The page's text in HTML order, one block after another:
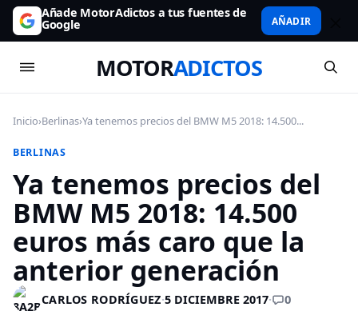
Añade MotorAdictos a tus fuentes de
Google AÑADIR
MOTORADICTOS
Inicio›Berlinas›Ya tenemos precios del BMW M5 2018: 14.500...
BERLINAS
Ya tenemos precios del
BMW M5 2018: 14.500
euros más caro que la
anterior generación
CARLOS RODRÍGUEZ·5 DICIEMBRE 2017· 0